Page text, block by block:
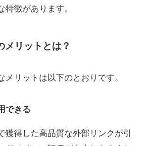
数 446
特徴があります。
メリットとは？
メリットは以下のとおりです。
できる
獲得した高品質な外部リンクが引